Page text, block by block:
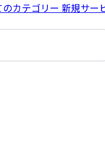
のカテゴリー 新規サー